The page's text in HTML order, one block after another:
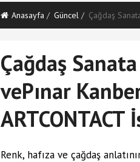
Anasayfa Güncel Çağdaş
Çağdaş
vePınar
Renk, hafıza ve çağdaş